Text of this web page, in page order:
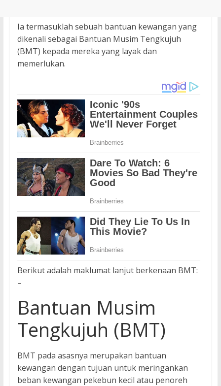
Ia termasuklah sebuah bantuan kewangan yang
dikenali sebagai Bantuan Musim Tengkujuh
(BMT) kepada mereka yang layak dan
memerlukan.
Berikut adalah maklumat lanjut berkenaan BMT:
–
Bantuan Musim
Tengkujuh (BMT)
BMT pada asasnya merupakan bantuan
kewangan dengan tujuan untuk meringankan
beban kewangan pekebun kecil atau penoreh